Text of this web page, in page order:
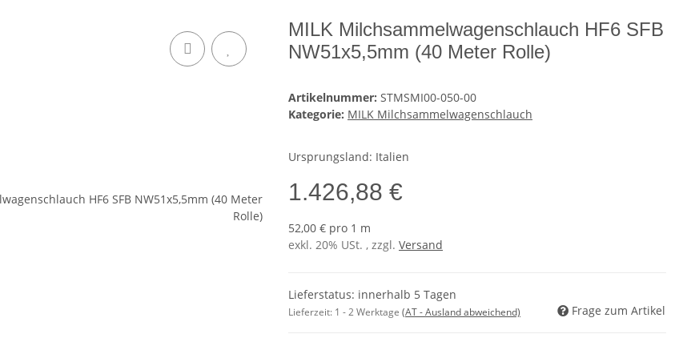
MILK Milchsammelwagenschlauch HF6 SFB
NW51x5,5mm (40 Meter Rolle)
Artikelnummer: STMSMI00-050-00
Kategorie: MILK Milchsammelwagenschlauch
Ursprungsland: Italien
1.426,88 €
52,00 € pro 1 m
exkl. 20% USt. , zzgl. Versand
Lieferstatus: innerhalb 5 Tagen
Lieferzeit: 1 - 2 Werktage (AT - Ausland abweichend) Frage zum Artikel